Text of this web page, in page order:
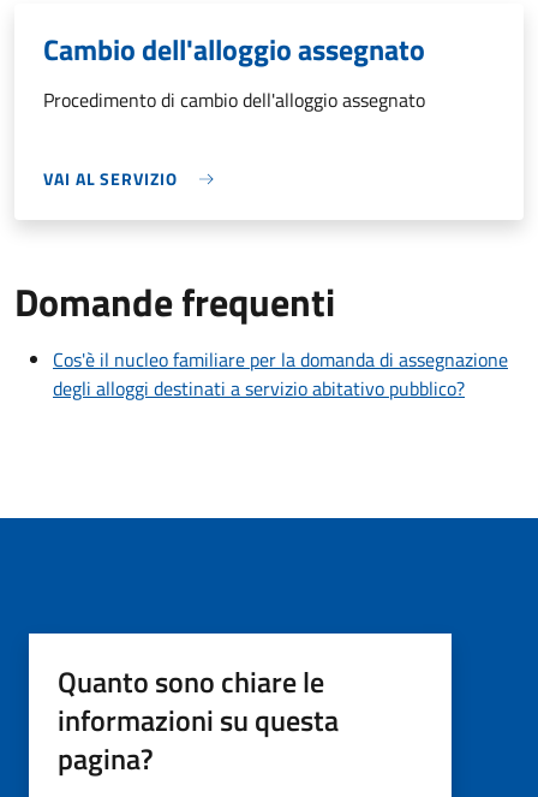
Cambio dell'alloggio assegnato
Procedimento di cambio dell'alloggio assegnato
VAI AL SERVIZIO
Domande frequenti
Cos'è il nucleo familiare per la domanda di assegnazione
degli alloggi destinati a servizio abitativo pubblico?
Quanto sono chiare le
informazioni su questa
pagina?